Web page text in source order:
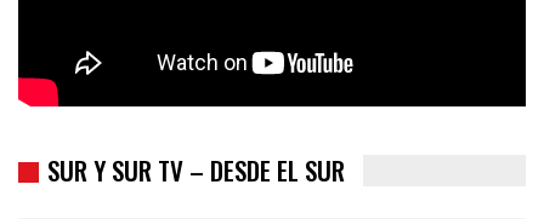
SUR Y SUR TV – DESDE EL SUR